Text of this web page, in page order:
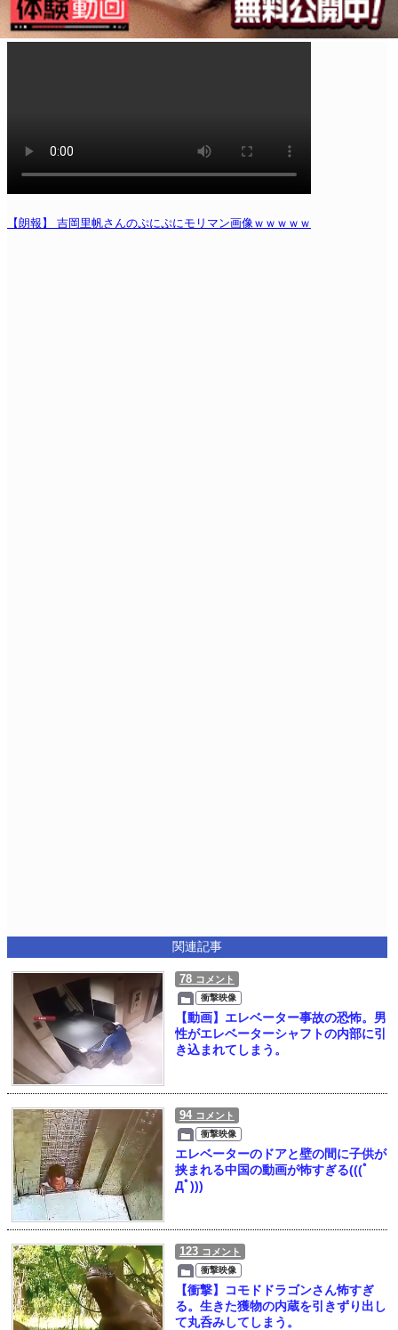
【朗報】 吉岡里帆さんのぷにぷにモリマン画像ｗｗｗｗｗ
関連記事
78 コメント
衝撃映像
【動画】エレベーター事故の恐怖。男
性がエレベーターシャフトの内部に引
き込まれてしまう。
94 コメント
衝撃映像
エレベーターのドアと壁の間に子供が
挟まれる中国の動画が怖すぎる(((ﾟ
Дﾟ)))
123 コメント
衝撃映像
【衝撃】コモドドラゴンさん怖すぎ
る。生きた獲物の内蔵を引きずり出し
て丸呑みしてしまう。